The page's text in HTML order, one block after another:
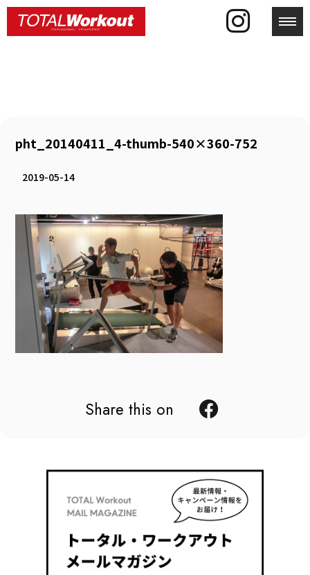
pht_20140411_4-thumb-540×360-752
2019-05-14
Share this on